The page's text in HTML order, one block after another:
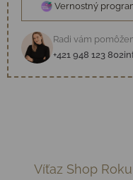
Vernostný
Radi vám
+421 948 123 802
Víťaz Shop Roku